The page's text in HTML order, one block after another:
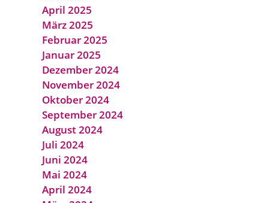
April 2025
März 2025
Februar 2025
Januar 2025
Dezember 2024
November 2024
Oktober 2024
September 2024
August 2024
Juli 2024
Juni 2024
Mai 2024
April 2024